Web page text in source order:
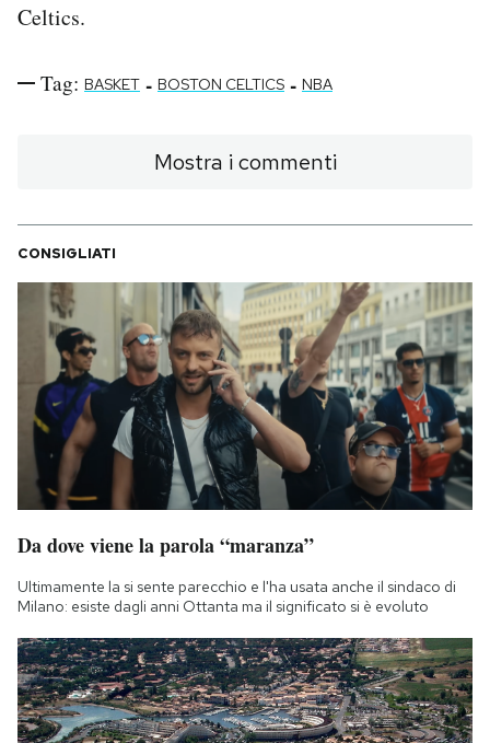
Celtics.
Tag: BASKET - BOSTON CELTICS - NBA
Mostra i commenti
CONSIGLIATI
Da dove viene la parola “maranza”
Ultimamente la si sente parecchio e l'ha usata anche il sindaco di
Milano: esiste dagli anni Ottanta ma il significato si è evoluto